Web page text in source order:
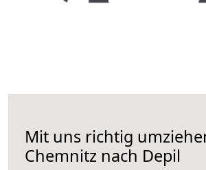
Mit uns richtig
Chemnitz nach Depil